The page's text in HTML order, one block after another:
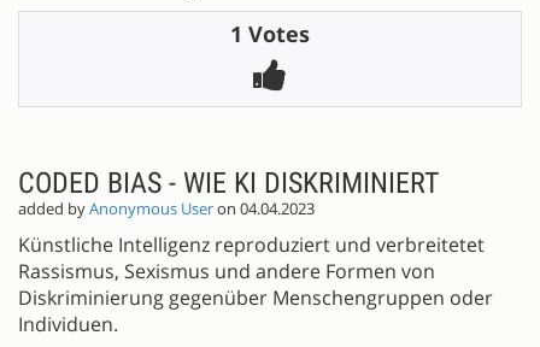
1 Votes
CODED BIAS - WIE KI DISKRIMINIERT
added byAnonymous Useron 04.04.2023
Künstliche Intelligenz reproduziert und verbreitetet
Rassismus, Sexismus und andere Formen von
Diskriminierung gegenüber Menschengruppen oder
Individuen.